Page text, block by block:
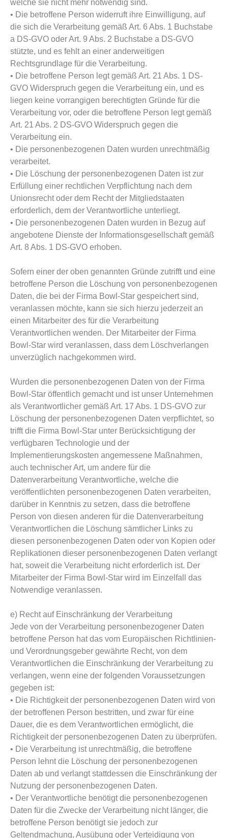
welche sie nicht mehr notwendig sind.
• Die betroffene Person widerruft ihre Einwilligung, auf
die sich die Verarbeitung gemäß Art. 6 Abs. 1 Buchstabe
a DS-GVO oder Art. 9 Abs. 2 Buchstabe a DS-GVO
stützte, und es fehlt an einer anderweitigen
Rechtsgrundlage für die Verarbeitung.
• Die betroffene Person legt gemäß Art. 21 Abs. 1 DS-
GVO Widerspruch gegen die Verarbeitung ein, und es
liegen keine vorrangigen berechtigten Gründe für die
Verarbeitung vor, oder die betroffene Person legt gemäß
Art. 21 Abs. 2 DS-GVO Widerspruch gegen die
Verarbeitung ein.
• Die personenbezogenen Daten wurden unrechtmäßig
verarbeitet.
• Die Löschung der personenbezogenen Daten ist zur
Erfüllung einer rechtlichen Verpflichtung nach dem
Unionsrecht oder dem Recht der Mitgliedstaaten
erforderlich, dem der Verantwortliche unterliegt.
• Die personenbezogenen Daten wurden in Bezug auf
angebotene Dienste der Informationsgesellschaft gemäß
Art. 8 Abs. 1 DS-GVO erhoben.
Sofern einer der oben genannten Gründe zutrifft und eine
betroffene Person die Löschung von personenbezogenen
Daten, die bei der Firma Bowl-Star gespeichert sind,
veranlassen möchte, kann sie sich hierzu jederzeit an
einen Mitarbeiter des für die Verarbeitung
Verantwortlichen wenden. Der Mitarbeiter der Firma
Bowl-Star wird veranlassen, dass dem Löschverlangen
unverzüglich nachgekommen wird.
Wurden die personenbezogenen Daten von der Firma
Bowl-Star öffentlich gemacht und ist unser Unternehmen
als Verantwortlicher gemäß Art. 17 Abs. 1 DS-GVO zur
Löschung der personenbezogenen Daten verpflichtet, so
trifft die Firma Bowl-Star unter Berücksichtigung der
verfügbaren Technologie und der
Implementierungskosten angemessene Maßnahmen,
auch technischer Art, um andere für die
Datenverarbeitung Verantwortliche, welche die
veröffentlichten personenbezogenen Daten verarbeiten,
darüber in Kenntnis zu setzen, dass die betroffene
Person von diesen anderen für die Datenverarbeitung
Verantwortlichen die Löschung sämtlicher Links zu
diesen personenbezogenen Daten oder von Kopien oder
Replikationen dieser personenbezogenen Daten verlangt
hat, soweit die Verarbeitung nicht erforderlich ist. Der
Mitarbeiter der Firma Bowl-Star wird im Einzelfall das
Notwendige veranlassen.
e) Recht auf Einschränkung der Verarbeitung
Jede von der Verarbeitung personenbezogener Daten
betroffene Person hat das vom Europäischen Richtlinien-
und Verordnungsgeber gewährte Recht, von dem
Verantwortlichen die Einschränkung der Verarbeitung zu
verlangen, wenn eine der folgenden Voraussetzungen
gegeben ist:
• Die Richtigkeit der personenbezogenen Daten wird von
der betroffenen Person bestritten, und zwar für eine
Dauer, die es dem Verantwortlichen ermöglicht, die
Richtigkeit der personenbezogenen Daten zu überprüfen.
• Die Verarbeitung ist unrechtmäßig, die betroffene
Person lehnt die Löschung der personenbezogenen
Daten ab und verlangt stattdessen die Einschränkung der
Nutzung der personenbezogenen Daten.
• Der Verantwortliche benötigt die personenbezogenen
Daten für die Zwecke der Verarbeitung nicht länger, die
betroffene Person benötigt sie jedoch zur
Geltendmachung, Ausübung oder Verteidigung von